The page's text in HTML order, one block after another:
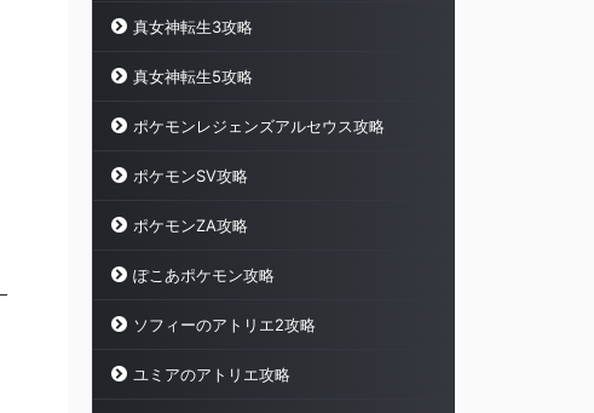
真女神転生3攻略
真女神転生5攻略
ポケモンレジェンズアルセウス攻略
ポケモンSV攻略
ポケモンZA攻略
ぽこあポケモン攻略
ソフィーのアトリエ2攻略
ユミアのアトリエ攻略